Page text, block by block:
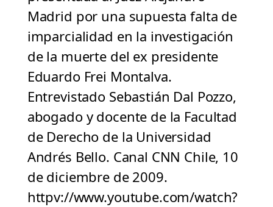
Madrid por una supuesta falta de
imparcialidad en la investigación
de la muerte del ex presidente
Eduardo Frei Montalva.
Entrevistado Sebastián Dal Pozzo,
abogado y docente de la Facultad
de Derecho de la Universidad
Andrés Bello. Canal CNN Chile, 10
de diciembre de 2009.
httpv://www.youtube.com/watch?